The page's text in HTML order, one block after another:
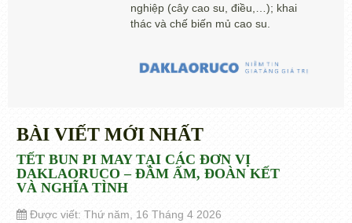
nghiệp (cây cao su, điều,…); khai
thác và chế biến mủ cao su.
BÀI VIẾT MỚI NHẤT
TẾT BUN PI MAY TẠI CÁC ĐƠN VỊ
DAKLAORUCO – ĐẦM ẤM, ĐOÀN KẾT
VÀ NGHĨA TÌNH
Được viết: Thứ năm, 16 Tháng 4 2026